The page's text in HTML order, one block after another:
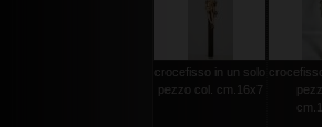
crocefisso in un solo
pezzo col. cm.16x7